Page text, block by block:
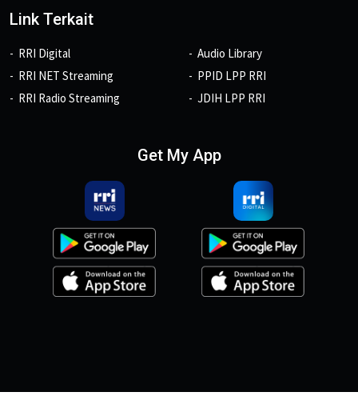
Link Terkait
RRI Digital
RRI NET Streaming
RRI Radio Streaming
Audio Library
PPID LPP RRI
JDIH LPP RRI
Get My App